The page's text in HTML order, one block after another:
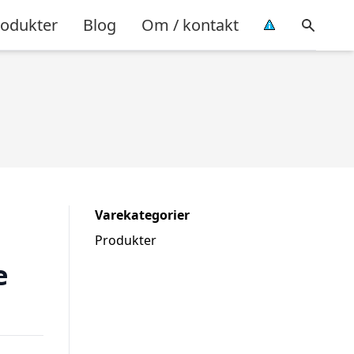
Blog Om / kontakt
Varekategorier
Produkter